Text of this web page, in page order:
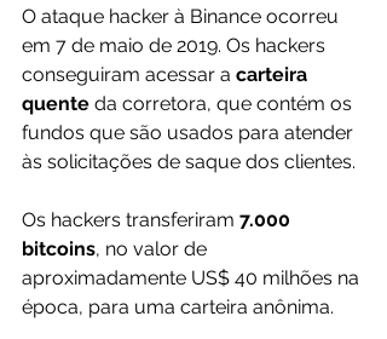
O ataque hacker à Binance ocorreu
em 7 de maio de 2019. Os hackers
conseguiram acessar a carteira
quente da corretora, que contém os
fundos que são usados para atender
às solicitações de saque dos clientes.
Os hackers transferiram 7.000
bitcoins, no valor de
aproximadamente US$ 40 milhões na
época, para uma carteira anônima.